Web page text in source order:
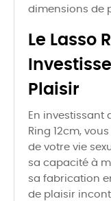
dimensions de
Le Lasso
Plaisir
En investissant
Ring 12cm,
de votre vie
sa capacité à
sa fabrication
de plaisir